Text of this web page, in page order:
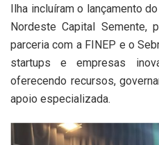
Ilha incluíram o lançamento
Nordeste Capital Semente,
parceria com a FINEP e o
startups e empresas
oferecendo recursos,
apoio especializada.